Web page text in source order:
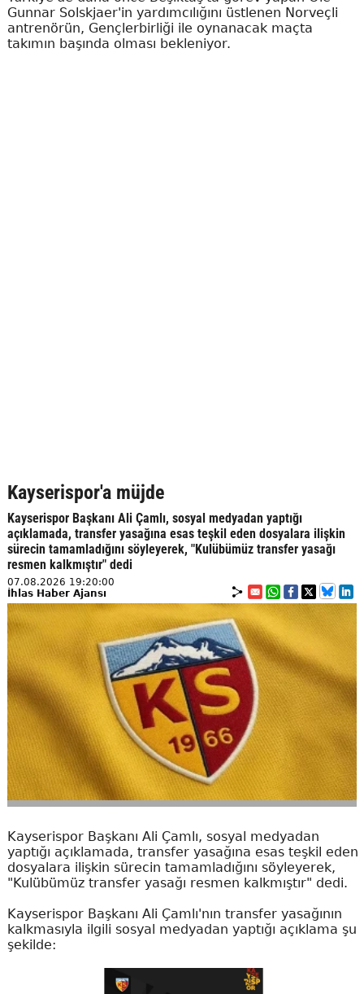
Gunnar Solskjaer'in yardımcılığını üstlenen Norveçli
antrenörün, Gençlerbirliği ile oynanacak maçta
takımın başında olması bekleniyor.
Kayserispor'a müjde
Kayserispor Başkanı Ali Çamlı, sosyal medyadan yaptığı
açıklamada, transfer yasağına esas teşkil eden dosyalara ilişkin
sürecin tamamladığını söyleyerek, "Kulübümüz transfer yasağı
resmen kalkmıştır" dedi
07.08.2026 19:20:00
İhlas Haber Ajansı
Kayserispor Başkanı Ali Çamlı, sosyal medyadan
yaptığı açıklamada, transfer yasağına esas teşkil eden
dosyalara ilişkin sürecin tamamladığını söyleyerek,
"Kulübümüz transfer yasağı resmen kalkmıştır" dedi.
Kayserispor Başkanı Ali Çamlı'nın transfer yasağının
kalkmasıyla ilgili sosyal medyadan yaptığı açıklama şu
şekilde: